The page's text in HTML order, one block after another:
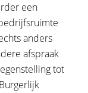
een
anders
afspraak
tot